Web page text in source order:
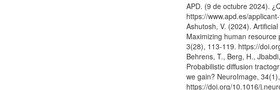
APD. (9 de octubre 2024).
https://www.apd.es/
Ashutosh, V. (2024).
Maximizing human
3(28), 113-119. https://
Behrens, T., Berg, H.,
Probabilistic diffusion
we gain? NeuroImage,
https://doi.org/10.1016/